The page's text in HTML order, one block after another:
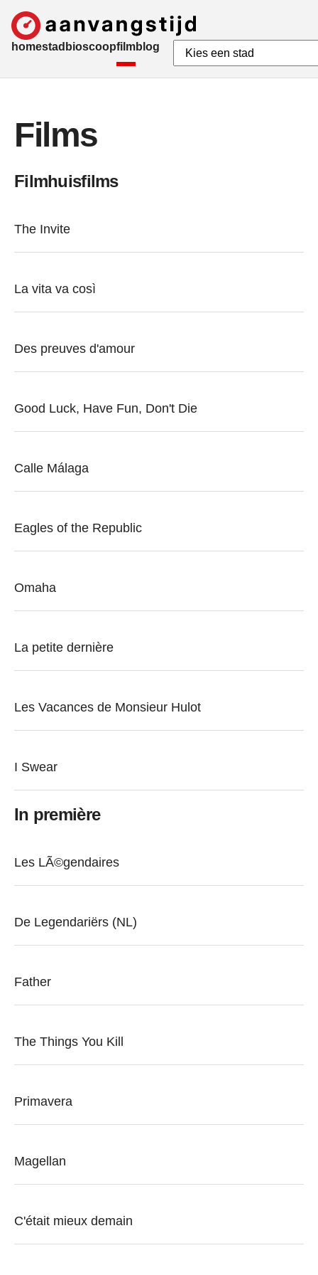
homestad bioscoopfilmblog
Films
Filmhuisfilms
The Invite
La vita va così
Des preuves d'amour
Good Luck, Have Fun, Don't Die
Calle Málaga
Eagles of the Republic
Omaha
La petite dernière
Les Vacances de Monsieur Hulot
I Swear
In première
Les LÃ©gendaires
De Legendariërs (NL)
Father
The Things You Kill
Primavera
Magellan
C'était mieux demain